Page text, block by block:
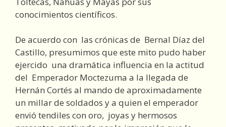
conocimientos científicos.
De acuerdo con las crónicas de Bernal Díaz del
Castillo, presumimos que este mito pudo haber
ejercido una dramática influencia en la actitud
del Emperador Moctezuma a la llegada de
Hernán Cortés al mando de aproximadamente
un millar de soldados y a quien el emperador
envió tendiles con oro, joyas y hermosos